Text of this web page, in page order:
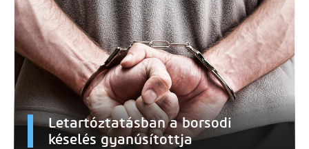
Letartóztatásban a borsodi
késelés gyanúsítottja